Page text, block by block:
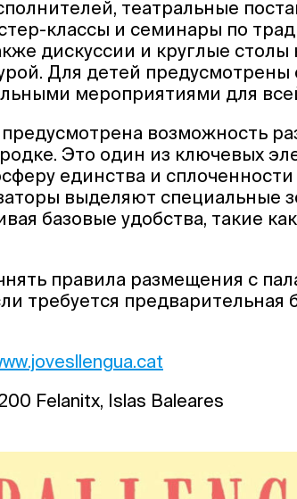
театральные
классы и семинары по
дискуссии и круглые столы
Для детей
мероприятиями для
возможность
Это один из ключевых
единства и
выделяют специальные
базовые удобства, такие
правила размещения с
требуется предварительная
Felanitx, Islas Baleares